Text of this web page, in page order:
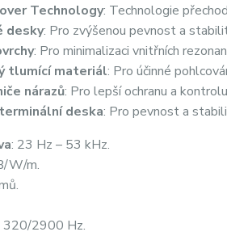
Technology: Technologie
desky: Pro zvýšenou pevnost a
: Pro minimalizaci vnitřních
tlumící materiál: Pro účinné
nárazů: Pro lepší ochranu a
deska: Pro pevnost a
: 23 Hz – 53 kHz.
W/m.
320/2900 Hz.